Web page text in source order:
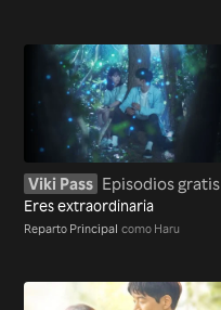
Viki Pass Episodios gratis
Eres extraordinaria
Reparto Principal como Haru